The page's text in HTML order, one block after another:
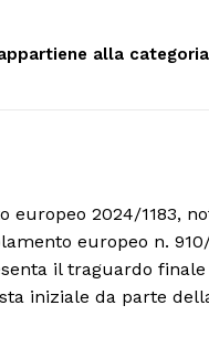
alla
europeo 2024/1183,
europeo n.
il traguardo
iniziale da parte